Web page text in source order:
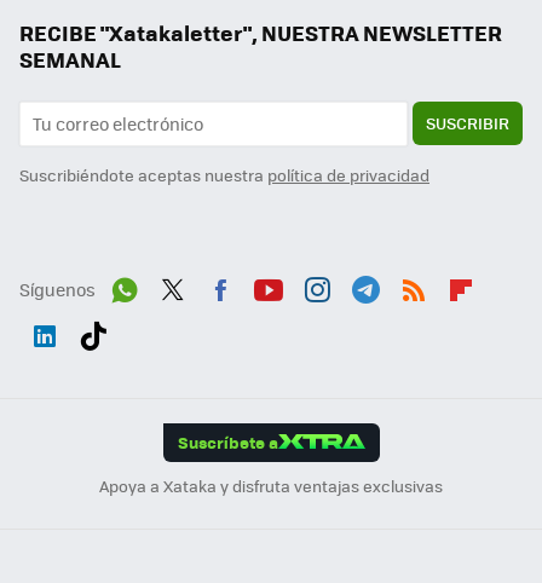
RECIBE "Xatakaletter", NUESTRA NEWSLETTER
SEMANAL
SUSCRIBIR
Suscribiéndote aceptas nuestra política de privacidad
Síguenos
Suscríbete a
Apoya a Xataka y disfruta ventajas exclusivas